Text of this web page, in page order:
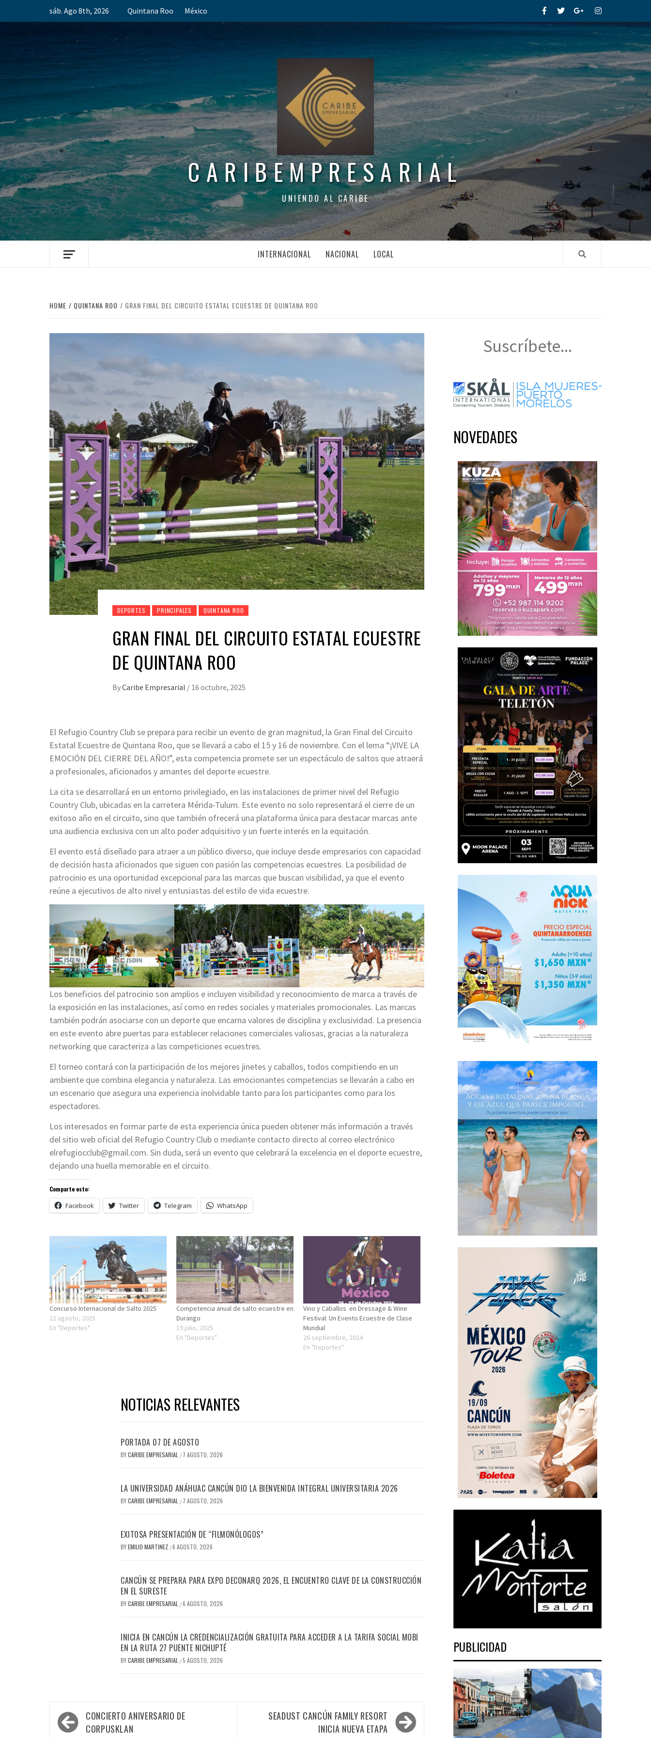
sáb. Ago 8th, 2026 Quintana Roo México FacebookTwitterGoogle+Instagram
CARIBEMPRESARIAL
UNIENDO AL CARIBE
INTERNACIONAL NACIONAL LOCAL
HOME QUINTANA ROO GRAN FINAL DEL CIRCUITO ESTATAL ECUESTRE DE QUINTANA ROO
DEPORTES PRINCIPALES QUINTANA ROO
GRAN FINAL DEL CIRCUITO ESTATAL ECUESTRE
DE QUINTANA ROO
ByCaribe Empresarial / 16 octubre, 2025
El Refugio Country Club se prepara para recibir un evento de gran magnitud, la Gran Final del Circuito
Estatal Ecuestre de Quintana Roo, que se llevará a cabo el 15 y 16 de noviembre. Con el lema “¡VIVE LA
EMOCIÓN DEL CIERRE DEL AÑO!”, esta competencia promete ser un espectáculo de saltos que atraerá
a profesionales, aficionados y amantes del deporte ecuestre.
La cita se desarrollará en un entorno privilegiado, en las instalaciones de primer nivel del Refugio
Country Club, ubicadas en la carretera Mérida-Tulum. Este evento no solo representará el cierre de un
exitoso año en el circuito, sino que también ofrecerá una plataforma única para destacar marcas ante
una audiencia exclusiva con un alto poder adquisitivo y un fuerte interés en la equitación.
El evento está diseñado para atraer a un público diverso, que incluye desde empresarios con capacidad
de decisión hasta aficionados que siguen con pasión las competencias ecuestres. La posibilidad de
patrocinio es una oportunidad excepcional para las marcas que buscan visibilidad, ya que el evento
reúne a ejecutivos de alto nivel y entusiastas del estilo de vida ecuestre.
Los beneficios del patrocinio son amplios e incluyen visibilidad y reconocimiento de marca a través de
la exposición en las instalaciones, así como en redes sociales y materiales promocionales. Las marcas
también podrán asociarse con un deporte que encarna valores de disciplina y exclusividad. La presencia
en este evento abre puertas para establecer relaciones comerciales valiosas, gracias a la naturaleza
networking que caracteriza a las competiciones ecuestres.
El torneo contará con la participación de los mejores jinetes y caballos, todos compitiendo en un
ambiente que combina elegancia y naturaleza. Las emocionantes competencias se llevarán a cabo en
un escenario que asegura una experiencia inolvidable tanto para los participantes como para los
espectadores.
Los interesados ​​en formar parte de esta experiencia única pueden obtener más información a través
del sitio web oficial del Refugio Country Club o mediante contacto directo al correo electrónico
elrefugiocclub@gmail.com. Sin duda, será un evento que celebrará la excelencia en el deporte ecuestre,
dejando una huella memorable en el circuito.
Comparte esto:
Facebook Twitter Telegram WhatsApp
Concurso Internacional de Salto 2025
22 agosto, 2025
En "Deportes"
Competencia anual de salto ecuestre en
Durango
19 julio, 2025
En "Deportes"
Vino y Caballos en Dressage & Wine
Festival: Un Evento Ecuestre de Clase
Mundial
26 septiembre, 2024
En "Deportes"
NOTICIAS RELEVANTES
PORTADA 07 DE AGOSTO
BYCARIBE EMPRESARIAL / 7 AGOSTO, 2026
LA UNIVERSIDAD ANÁHUAC CANCÚN DIO LA BIENVENIDA INTEGRAL UNIVERSITARIA 2026
BYCARIBE EMPRESARIAL / 7 AGOSTO, 2026
EXITOSA PRESENTACIÓN DE “FILMONÓLOGOS”
BYEMILIO MARTINEZ /6 AGOSTO, 2026
CANCÚN SE PREPARA PARA EXPO DECONARQ 2026, EL ENCUENTRO CLAVE DE LA CONSTRUCCIÓN
EN EL SURESTE
BYCARIBE EMPRESARIAL /6 AGOSTO, 2026
INICIA EN CANCÚN LA CREDENCIALIZACIÓN GRATUITA PARA ACCEDER A LA TARIFA SOCIAL MOBI
EN LA RUTA 27 PUENTE NICHUPTÉ
BYCARIBE EMPRESARIAL /5 AGOSTO, 2026
Navegación
de
CONCIERTO ANIVERSARIO DE
CORPUSKLAN
SEADUST CANCÚN FAMILY RESORT
INICIA NUEVA ETAPA
Suscríbete...
NOVEDADES
PUBLICIDAD